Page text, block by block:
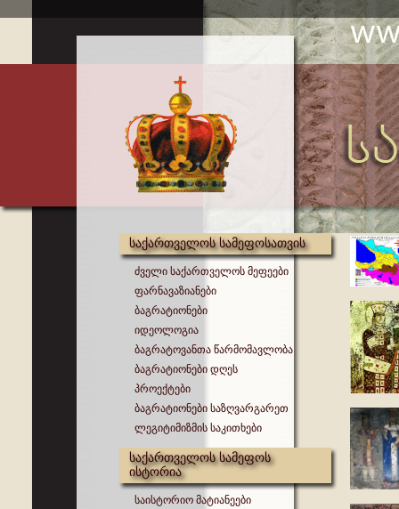
საქართველოს სამეფოსათვის
ძველი საქართველოს მეფეები
ფარნავაზიანები
ბაგრატიონები
იდეოლოგია
ბაგრატოვანთა წარმომავლობა
ბაგრატიონები დღეს
პროექტები
ბაგრატიონები საზღვარგარეთ
ლეგიტიმიზმის საკითხები
საქართველოს სამეფოს
ისტორია
საისტორიო მატიანეები